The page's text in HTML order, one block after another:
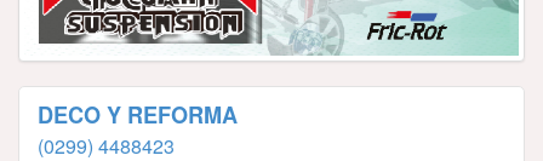
DECO Y REFORMA
(0299) 4488423